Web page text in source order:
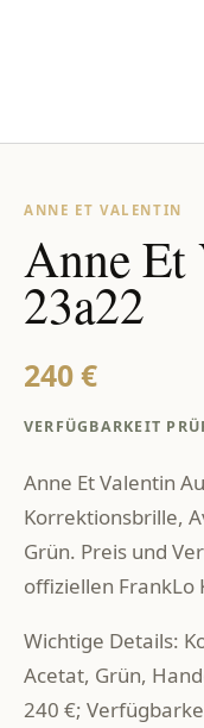
ANNE ET VALENTIN
Anne
23a22
240 €
VERFÜGBARKEIT
Anne Et Valentin
Korrektionsbrille,
Grün. Preis und
offiziellen FrankLo
Wichtige Details:
Acetat, Grün,
240 €;